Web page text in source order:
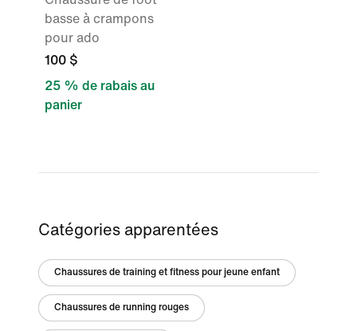
basse à crampons
pour ado
100 $
25 % de rabais au
panier
Catégories apparentées
Chaussures de training et fitness pour jeune enfant
Chaussures de running rouges